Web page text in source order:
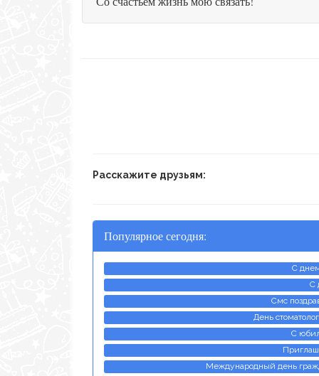
Расскажите друзьям:
Популярное сегодня:
С днем
С
Смс
День
С
Международный день